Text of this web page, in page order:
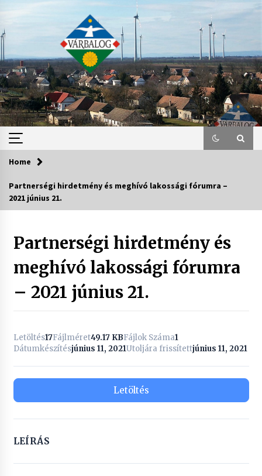
content
Home
Partnerségi hirdetmény és meghívó lakossági fórumra –
2021 június 21.
Partnerségi hirdetmény és
meghívó lakossági fórumra
– 2021 június 21.
Letöltés17Fájlméret49.17 KBFájlok Száma1
Dátumkészítésjúnius 11, 2021Utoljára frissítettjúnius 11, 2021
Letöltés
LEÍRÁS